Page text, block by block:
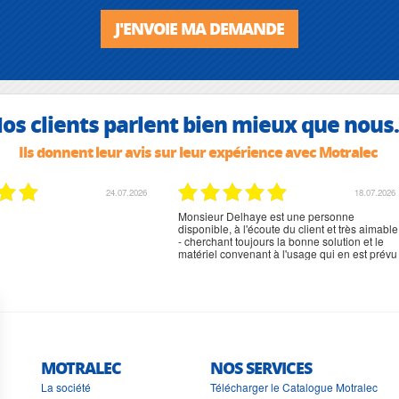
J'ENVOIE MA DEMANDE
clients parlent bien mieux que
Ils donnent leur avis sur leur expérience avec Motralec
02.07.2026 02.07.2026
rien à signaler, très content
MOTRALEC
La société
NOS SERVICES
Télécharger le Catalogue Motralec